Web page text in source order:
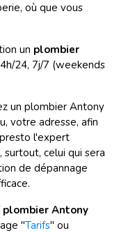
où que vous
un plombier
24, 7j/7 (weekends
un plombier Antony
votre adresse, afin
l'expert
celui qui sera
de dépannage
Antony
"Tarifs" ou